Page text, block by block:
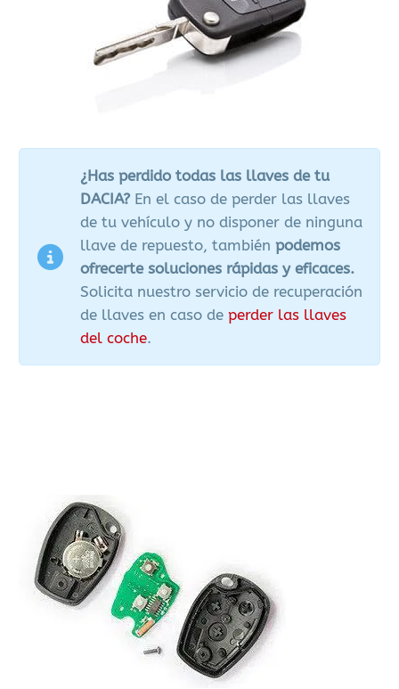
¿Has perdido todas las llaves de tu
DACIA? En el caso de perder las llaves
de tu vehículo y no disponer de ninguna
llave de repuesto, también podemos
ofrecerte soluciones rápidas y eficaces.
Solicita nuestro servicio de recuperación
de llaves en caso de perder las llaves
del coche.